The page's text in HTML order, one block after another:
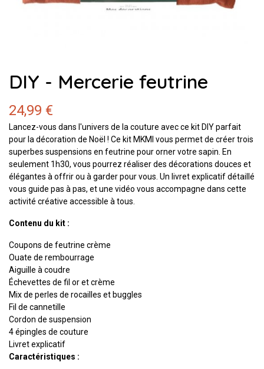
DIY - Mercerie feutrine
24,99 €
Lancez-vous dans l'univers de la couture avec ce kit DIY parfait
pour la décoration de Noël ! Ce kit MKMI vous permet de créer trois
superbes suspensions en feutrine pour orner votre sapin. En
seulement 1h30, vous pourrez réaliser des décorations douces et
élégantes à offrir ou à garder pour vous. Un livret explicatif détaillé
vous guide pas à pas, et une vidéo vous accompagne dans cette
activité créative accessible à tous.
Contenu du kit :
Coupons de feutrine crème
Ouate de rembourrage
Aiguille à coudre
Échevettes de fil or et crème
Mix de perles de rocailles et buggles
Fil de cannetille
Cordon de suspension
4 épingles de couture
Livret explicatif
Caractéristiques :